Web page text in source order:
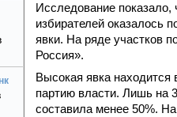
Исследование показало,
избирателей оказалось
явки. На ряде участков
Россия».
Высокая явка находится
партию власти. Лишь на
составила менее 50%.